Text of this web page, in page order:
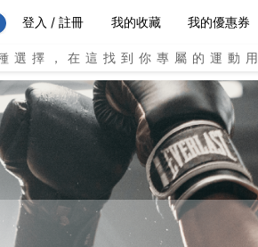
登入 / 註冊 我的收藏 我的優惠券
擇，在這找到你專屬的運動用